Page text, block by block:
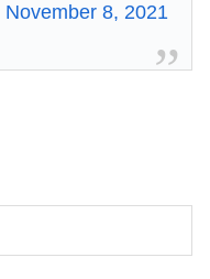
November 8, 2021